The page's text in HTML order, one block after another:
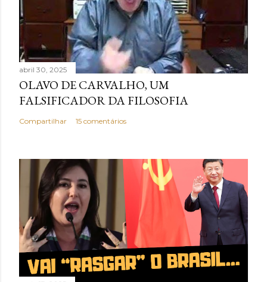
abril 30, 2025
OLAVO DE CARVALHO, UM
FALSIFICADOR DA FILOSOFIA
Compartilhar 15 comentários